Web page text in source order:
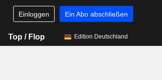
Einloggen Ein Abo abschließen
Top / Flop Edition Deutschland